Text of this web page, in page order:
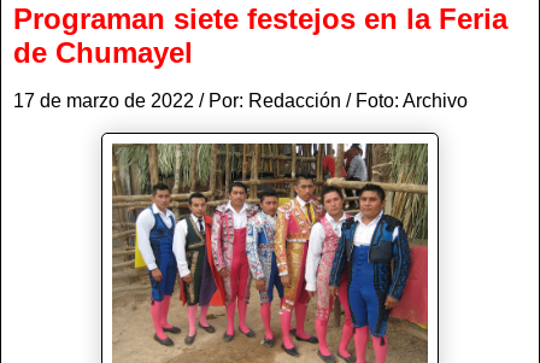
Programan siete festejos en la Feria
de Chumayel
17 de marzo de 2022 / Por: Redacción / Foto: Archivo